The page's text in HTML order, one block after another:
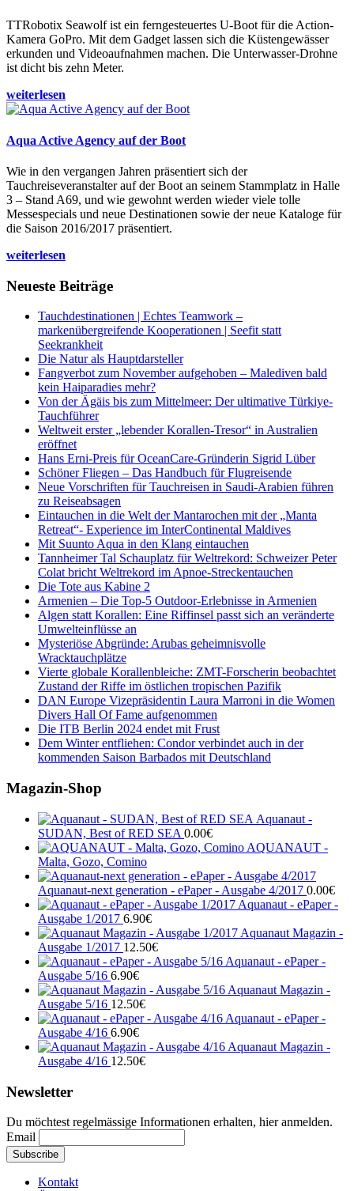
TTRobotix Seawolf ist ein ferngesteuertes U-Boot für die Action-
Kamera GoPro. Mit dem Gadget lassen sich die Küstengewässer
erkunden und Videoaufnahmen machen. Die Unterwasser-Drohne
ist dicht bis zehn Meter.
weiterlesen
Aqua Active Agency auf der Boot
Wie in den vergangen Jahren präsentiert sich der
Tauchreiseveranstalter auf der Boot an seinem Stammplatz in Halle
3 – Stand A69, und wie gewohnt werden wieder viele tolle
Messespecials und neue Destinationen sowie der neue Kataloge für
die Saison 2016/2017 präsentiert.
weiterlesen
Neueste Beiträge
Tauchdestinationen | Echtes Teamwork –
markenübergreifende Kooperationen | Seefit statt
Seekrankheit
Die Natur als Hauptdarsteller
Fangverbot zum November aufgehoben – Malediven bald
kein Haiparadies mehr?
Von der Ägäis bis zum Mittelmeer: Der ultimative Türkiye-
Tauchführer
Weltweit erster „lebender Korallen-Tresor“ in Australien
eröffnet
Hans Erni-Preis für OceanCare-Gründerin Sigrid Lüber
Schöner Fliegen – Das Handbuch für Flugreisende
Neue Vorschriften für Tauchreisen in Saudi-Arabien führen
zu Reiseabsagen
Eintauchen in die Welt der Mantarochen mit der „Manta
Retreat“- Experience im InterContinental Maldives
Mit Suunto Aqua in den Klang eintauchen
Tannheimer Tal Schauplatz für Weltrekord: Schweizer Peter
Colat bricht Weltrekord im Apnoe-Streckentauchen
Die Tote aus Kabine 2
Armenien – Die Top-5 Outdoor-Erlebnisse in Armenien
Algen statt Korallen: Eine Riffinsel passt sich an veränderte
Umwelteinflüsse an
Mysteriöse Abgründe: Arubas geheimnisvolle
Wracktauchplätze
Vierte globale Korallenbleiche: ZMT-Forscherin beobachtet
Zustand der Riffe im östlichen tropischen Pazifik
DAN Europe Vizepräsidentin Laura Marroni in die Women
Divers Hall Of Fame aufgenommen
Die ITB Berlin 2024 endet mit Frust
Dem Winter entfliehen: Condor verbindet auch in der
kommenden Saison Barbados mit Deutschland
Magazin-Shop
Aquanaut -
SUDAN, Best of RED SEA 0.00€
AQUANAUT -
Malta, Gozo, Comino
Aquanaut-next generation - ePaper - Ausgabe 4/2017 0.00€
Aquanaut - ePaper -
Ausgabe 1/2017 6.90€
Aquanaut Magazin -
Ausgabe 1/2017 12.50€
Aquanaut - ePaper -
Ausgabe 5/16 6.90€
Aquanaut Magazin -
Ausgabe 5/16 12.50€
Aquanaut - ePaper -
Ausgabe 4/16 6.90€
Aquanaut Magazin -
Ausgabe 4/16 12.50€
Newsletter
Du möchtest regelmässige Informationen erhalten, hier anmelden.
Email
Kontakt